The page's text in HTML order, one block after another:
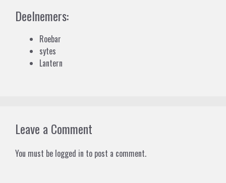
Deelnemers:
Roebar
sytes
Lantern
Leave a Comment
You must be logged in to post a comment.